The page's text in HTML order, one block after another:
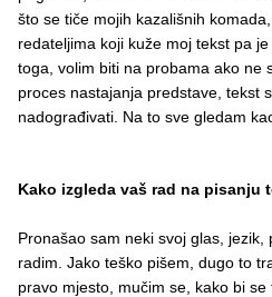
što se tiče mojih kazališnih
redateljima koji kuže moj tekst pa
toga, volim biti na probama ako ne
proces nastajanja predstave, tekst
nadograđivati. Na to sve gledam
Kako izgleda vaš rad na pisanju
Pronašao sam neki svoj glas,
radim. Jako teško pišem, dugo to
pravo mjesto, mučim se, kako bi